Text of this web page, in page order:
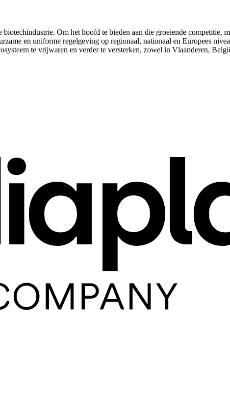
Om het hoofd te bieden aan die groeiende competitie,
en uniforme regelgeving op regionaal, nationaal en Europees
te vrijwaren en verder te versterken, zowel in Vlaanderen,